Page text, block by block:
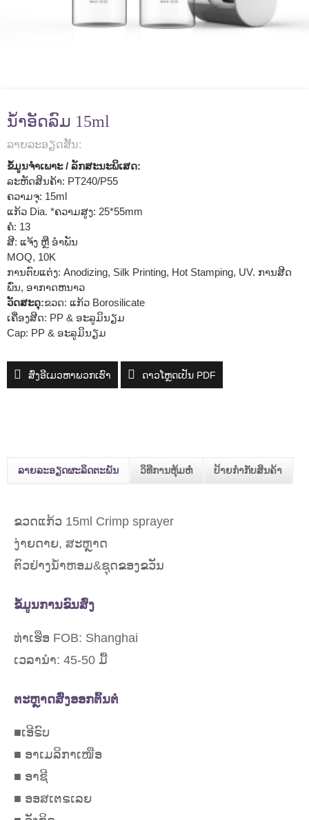
ນໍ້າອັດລົມ 15ml
ລາຍ​ລະ​ອຽດ​ສັ້ນ​:
ຂໍ້ມູນຈໍາເພາະ / ລັກສະນະພິເສດ:
ລະຫັດສິນຄ້າ: PT240/P55
ຄວາມຈຸ: 15ml
ແກ້ວ Dia. *ຄວາມສູງ: 25*55mm
ຄໍ: 13
ສີ: ແຈ້ງ ຫຼື ອໍາພັນ
MOQ, 10K
ການຕົບແຕ່ງ: Anodizing, Silk Printing, Hot Stamping, UV. ການສີດ
ພົ່ນ, ອາກາດຫນາວ
ວັດສະດຸ:ຂວດ: ແກ້ວ Borosilicate
ເຄື່ອງສີດ: PP & ອະລູມິນຽມ
Cap: PP & ອະລູມິນຽມ
ສົ່ງອີເມວຫາພວກເຮົາ ດາວໂຫຼດເປັນ PDF
ລາຍລະອຽດຜະລິດຕະພັນ ວິທີການຫຸ້ມຫໍ່ ປ້າຍກຳກັບສິນຄ້າ
ຂວດແກ້ວ 15ml Crimp sprayer
ງ່າຍດາຍ, ສະຫຼາດ
ຕົວຢ່າງນ້ຳຫອມ&ຊຸດຂອງຂວັນ
ຂໍ້ມູນການຂົນສົ່ງ
ທ່າເຮືອ FOB: Shanghai
ເວລານໍາ: 45-50 ມື້
ຕະຫຼາດສົ່ງອອກຕົ້ນຕໍ
■ເອີຣົບ
■ ອາເມລິກາເໜືອ
■ ອາຊີ
■ ອອສເຕຣເລຍ